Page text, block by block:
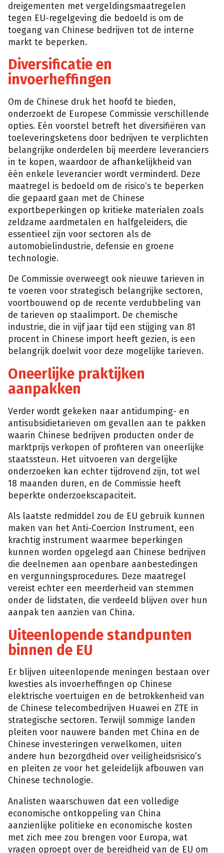
dreigementen met vergeldingsmaatregelen
tegen EU-regelgeving die bedoeld is om de
toegang van Chinese bedrijven tot de interne
markt te beperken.
Diversificatie en
invoerheffingen
Om de Chinese druk het hoofd te bieden,
onderzoekt de Europese Commissie verschillende
opties. Eén voorstel betreft het diversifiëren van
toeleveringsketens door bedrijven te verplichten
belangrijke onderdelen bij meerdere leveranciers
in te kopen, waardoor de afhankelijkheid van
één enkele leverancier wordt verminderd. Deze
maatregel is bedoeld om de risico’s te beperken
die gepaard gaan met de Chinese
exportbeperkingen op kritieke materialen zoals
zeldzame aardmetalen en halfgeleiders, die
essentieel zijn voor sectoren als de
automobielindustrie, defensie en groene
technologie.
De Commissie overweegt ook nieuwe tarieven in
te voeren voor strategisch belangrijke sectoren,
voortbouwend op de recente verdubbeling van
de tarieven op staalimport. De chemische
industrie, die in vijf jaar tijd een stijging van 81
procent in Chinese import heeft gezien, is een
belangrijk doelwit voor deze mogelijke tarieven.
Oneerlijke praktijken
aanpakken
Verder wordt gekeken naar antidumping- en
antisubsidietarieven om gevallen aan te pakken
waarin Chinese bedrijven producten onder de
marktprijs verkopen of profiteren van oneerlijke
staatssteun. Het uitvoeren van dergelijke
onderzoeken kan echter tijdrovend zijn, tot wel
18 maanden duren, en de Commissie heeft
beperkte onderzoekscapaciteit.
Als laatste redmiddel zou de EU gebruik kunnen
maken van het Anti-Coercion Instrument, een
krachtig instrument waarmee beperkingen
kunnen worden opgelegd aan Chinese bedrijven
die deelnemen aan openbare aanbestedingen
en vergunningsprocedures. Deze maatregel
vereist echter een meerderheid van stemmen
onder de lidstaten, die verdeeld blijven over hun
aanpak ten aanzien van China.
Uiteenlopende standpunten
binnen de EU
Er blijven uiteenlopende meningen bestaan over
kwesties als invoerheffingen op Chinese
elektrische voertuigen en de betrokkenheid van
de Chinese telecombedrijven Huawei en ZTE in
strategische sectoren. Terwijl sommige landen
pleiten voor nauwere banden met China en de
Chinese investeringen verwelkomen, uiten
andere hun bezorgdheid over veiligheidsrisico’s
en pleiten ze voor het geleidelijk afbouwen van
Chinese technologie.
Analisten waarschuwen dat een volledige
economische ontkoppeling van China
aanzienlijke politieke en economische kosten
met zich mee zou brengen voor Europa, wat
vragen oproept over de bereidheid van de EU om